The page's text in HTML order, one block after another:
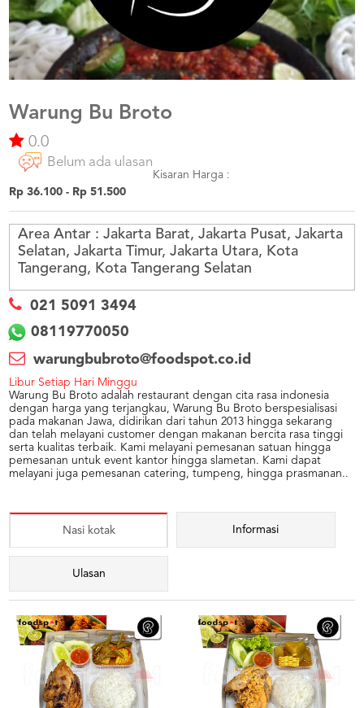
US
CATERERS
BLOG
TERMS
CONDITIONS
CALL
CENTER
021
5091
3494
Warung Bu Broto
0.0
Belum ada ulasan
Kisaran Harga :
Rp 36.100 - Rp 51.500
Area Antar : Jakarta Barat, Jakarta Pusat, Jakarta
Selatan, Jakarta Timur, Jakarta Utara, Kota
Tangerang, Kota Tangerang Selatan
021 5091 3494
08119770050
warungbubroto@foodspot.co.id
Libur Setiap Hari Minggu
Warung Bu Broto adalah restaurant dengan cita rasa indonesia
dengan harga yang terjangkau, Warung Bu Broto berspesialisasi
pada makanan Jawa, didirikan dari tahun 2013 hingga sekarang
dan telah melayani customer dengan makanan bercita rasa tinggi
serta kualitas terbaik. Kami melayani pemesanan satuan hingga
pemesanan untuk event kantor hingga slametan. Kami dapat
melayani juga pemesanan catering, tumpeng, hingga prasmanan..
Nasi kotak Informasi
Ulasan